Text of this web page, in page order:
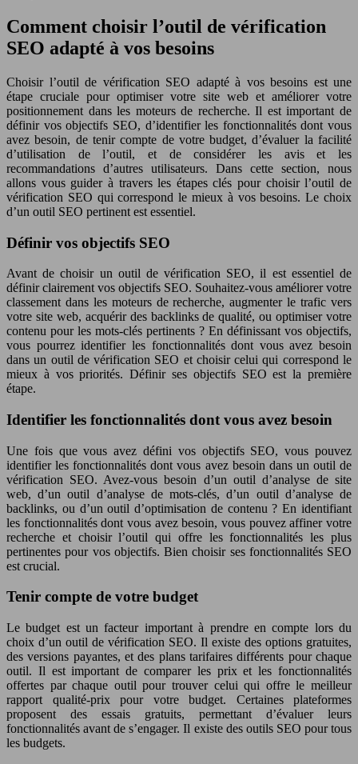
Comment choisir l’outil de vérification
SEO adapté à vos besoins
Choisir l’outil de vérification SEO adapté à vos besoins est une
étape cruciale pour optimiser votre site web et améliorer votre
positionnement dans les moteurs de recherche. Il est important de
définir vos objectifs SEO, d’identifier les fonctionnalités dont vous
avez besoin, de tenir compte de votre budget, d’évaluer la facilité
d’utilisation de l’outil, et de considérer les avis et les
recommandations d’autres utilisateurs. Dans cette section, nous
allons vous guider à travers les étapes clés pour choisir l’outil de
vérification SEO qui correspond le mieux à vos besoins. Le choix
d’un outil SEO pertinent est essentiel.
Définir vos objectifs SEO
Avant de choisir un outil de vérification SEO, il est essentiel de
définir clairement vos objectifs SEO. Souhaitez-vous améliorer votre
classement dans les moteurs de recherche, augmenter le trafic vers
votre site web, acquérir des backlinks de qualité, ou optimiser votre
contenu pour les mots-clés pertinents ? En définissant vos objectifs,
vous pourrez identifier les fonctionnalités dont vous avez besoin
dans un outil de vérification SEO et choisir celui qui correspond le
mieux à vos priorités. Définir ses objectifs SEO est la première
étape.
Identifier les fonctionnalités dont vous avez besoin
Une fois que vous avez défini vos objectifs SEO, vous pouvez
identifier les fonctionnalités dont vous avez besoin dans un outil de
vérification SEO. Avez-vous besoin d’un outil d’analyse de site
web, d’un outil d’analyse de mots-clés, d’un outil d’analyse de
backlinks, ou d’un outil d’optimisation de contenu ? En identifiant
les fonctionnalités dont vous avez besoin, vous pouvez affiner votre
recherche et choisir l’outil qui offre les fonctionnalités les plus
pertinentes pour vos objectifs. Bien choisir ses fonctionnalités SEO
est crucial.
Tenir compte de votre budget
Le budget est un facteur important à prendre en compte lors du
choix d’un outil de vérification SEO. Il existe des options gratuites,
des versions payantes, et des plans tarifaires différents pour chaque
outil. Il est important de comparer les prix et les fonctionnalités
offertes par chaque outil pour trouver celui qui offre le meilleur
rapport qualité-prix pour votre budget. Certaines plateformes
proposent des essais gratuits, permettant d’évaluer leurs
fonctionnalités avant de s’engager. Il existe des outils SEO pour tous
les budgets.